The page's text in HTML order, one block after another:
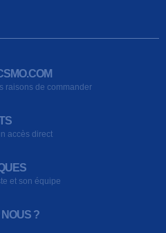
raisons de commander
accès direct
et son équipe
NOUS ?